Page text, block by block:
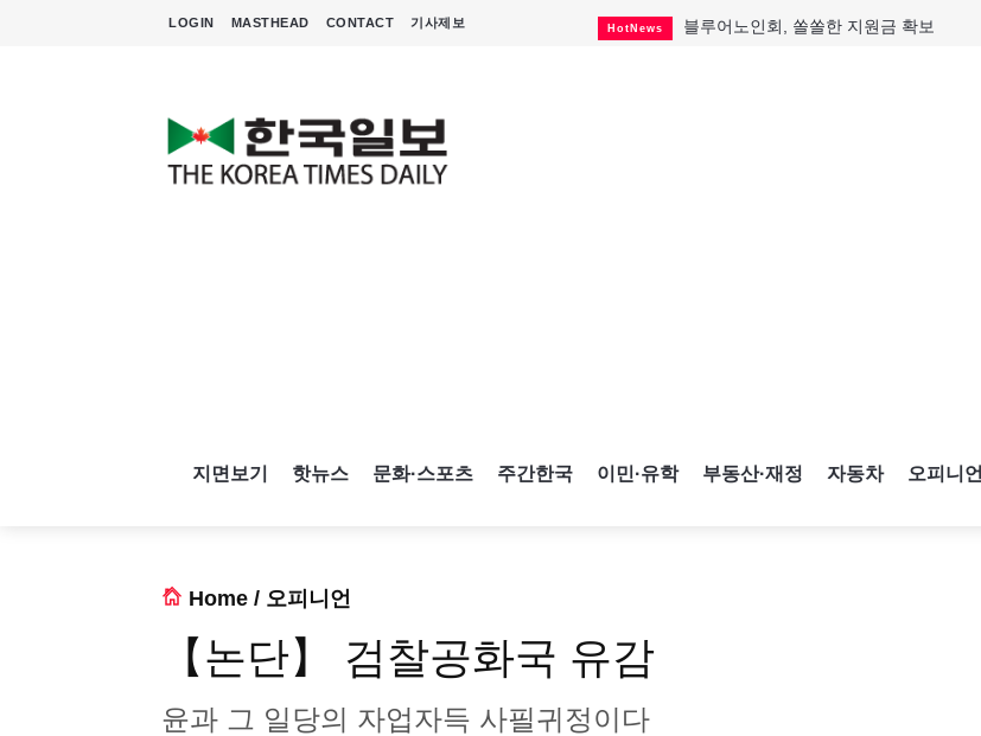
LOGIN MASTHEAD CONTACT 기사제보 HotNews 블루어노인회, 쏠쏠한 지원금 확보
지면보기 핫뉴스 문화·스포츠 주간한국 이민·유학 부동산·재정 자동차 오피니언
Home / 오피니언
【논단】 검찰공화국 유감
윤과 그 일당의 자업자득 사필귀정이다